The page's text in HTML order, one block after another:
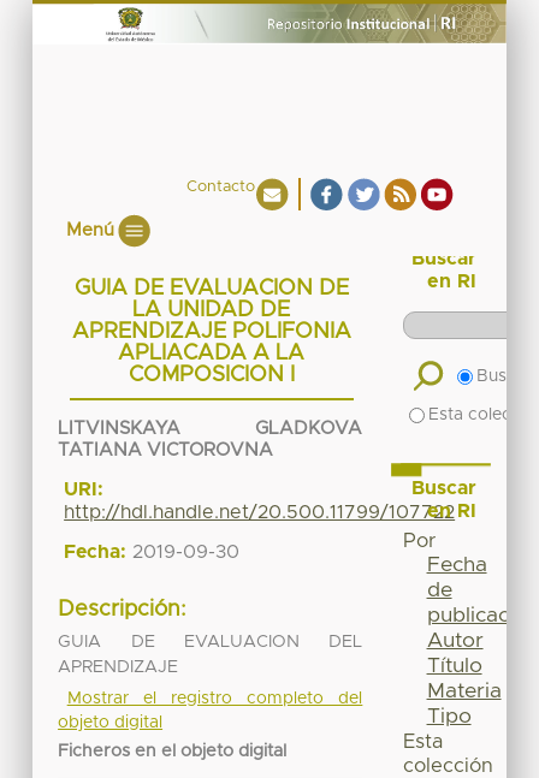
Contacto
Menú
GUIA DE EVALUACION DE
LA UNIDAD DE
APRENDIZAJE POLIFONIA
APLIACADA A LA
COMPOSICION I
LITVINSKAYA GLADKOVA
TATIANA VICTOROVNA
URI:
http://hdl.handle.net/20.500.11799/107722
Fecha: 2019-09-30
Descripción:
GUIA DE EVALUACION DEL
APRENDIZAJE
Mostrar el registro completo del
objeto digital
Ficheros en el objeto digital
Buscar
en RI
Buscar
Esta
Buscar
en RI
Por
Fecha
de
publicación
Autor
Título
Materia
Tipo
Esta
colección